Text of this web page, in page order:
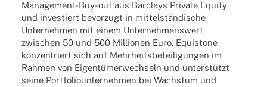
Mana­ge­­ment-Buy-out aus Barclays Private Equity
und inves­tiert bevor­zugt in mittel­stän­di­sche
Unter­neh­men mit einem Unter­neh­mens­wert
zwischen 50 und 500 Millio­nen Euro. Equis­tone
konzen­triert sich auf Mehr­heits­be­tei­li­gun­gen im
Rahmen von Eigen­tü­mer­wech­seln und unter­stützt
seine Port­fo­lio­un­ter­neh­men bei Wachs­tum und